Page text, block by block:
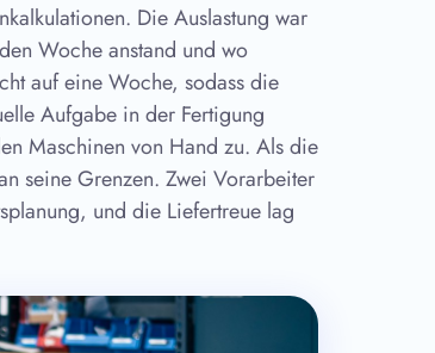
Die Auslastung war
Woche anstand und wo
auf eine Woche, sodass die
Aufgabe in der Fertigung
Maschinen von Hand zu. Als die
seine Grenzen. Zwei Vorarbeiter
und die Liefertreue lag